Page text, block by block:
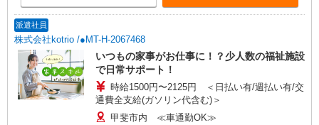
派遣社員
株式会社kotrio /●MT-H-2067468
いつもの家事がお仕事に！？少人数の福祉施設
で日常サポート！
時給1500円〜2125円 ＜日払い有/週払い有/交
通費全支給(ガソリン代含む)＞
甲斐市内 ≪車通勤OK≫